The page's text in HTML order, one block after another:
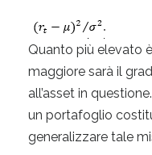
Quanto più elevato
maggiore sarà il
all’asset in
un portafoglio
generalizzare tale